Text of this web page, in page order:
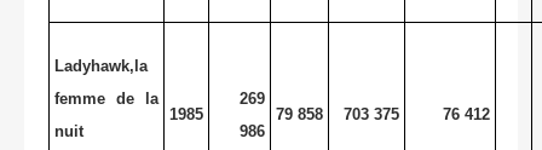
Ladyhawk,la
femme de la
nuit
1985
269
986
79 858 703 375 76 412